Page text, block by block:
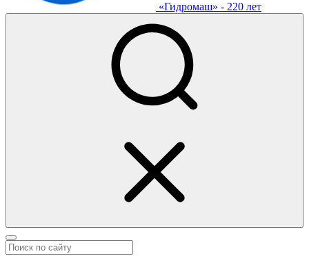
«Гидромаш» - 220 лет